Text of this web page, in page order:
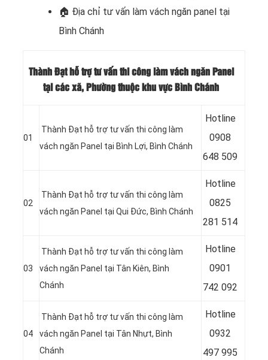
🏠 Địa chỉ tư vấn làm vách ngăn panel tại
Bình Chánh
Thành Đạt hỗ trợ tư vấn thi công làm vách ngăn Panel
tại các xã, Phường thuộc khu vực Bình Chánh
01
Thành Đạt hỗ trợ tư vấn thi công làm
vách ngăn Panel tại Bình Lợi, Bình Chánh
Hotline
0908
648 509
02
Thành Đạt hỗ trợ tư vấn thi công làm
vách ngăn Panel tại Qui Đức, Bình Chánh
Hotline
0825
281 514
03
Thành Đạt hỗ trợ tư vấn thi công làm
vách ngăn Panel tại Tân Kiên, Bình
Chánh
Hotline
0901
742 092
04
Thành Đạt hỗ trợ tư vấn thi công làm
vách ngăn Panel tại Tân Nhựt, Bình
Chánh
Hotline
0932
497 995